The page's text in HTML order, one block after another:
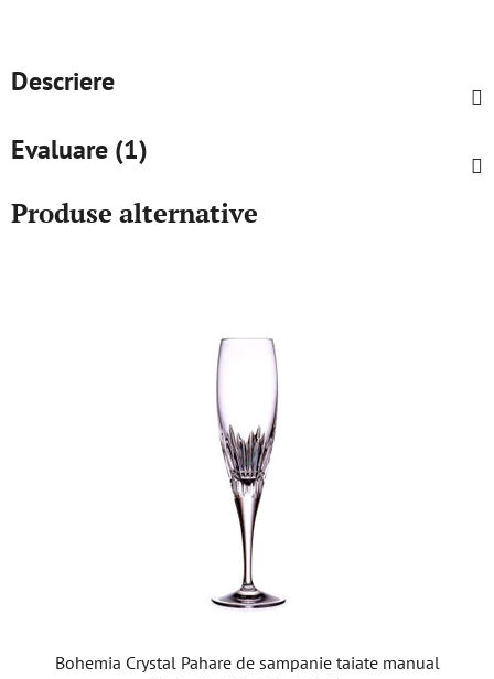
Descriere
Evaluare (1)
Produse alternative
Bohemia Crystal Pahare de sampanie taiate manual